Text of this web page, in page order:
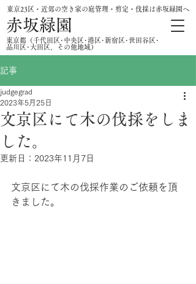
東京23区・近郊の空き家の庭管理・剪定・伐採は赤坂緑園へ
赤坂緑園
​東京都（千代田区･中央区･港区･新宿区･世田谷区･
品川区･大田区、その他地域）
記事
文京区にて木の伐採をしま
した。
judgegrad
2023年5月25日
更新日： 2023年11月7日
文京区にて木の伐採作業のご依頼を頂
きました。